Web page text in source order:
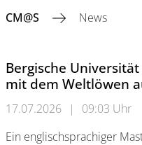
CM@S News
Bergische
mit dem Weltlöwen
17.07.2026 |
09:03 Uhr
Ein englischsprachiger